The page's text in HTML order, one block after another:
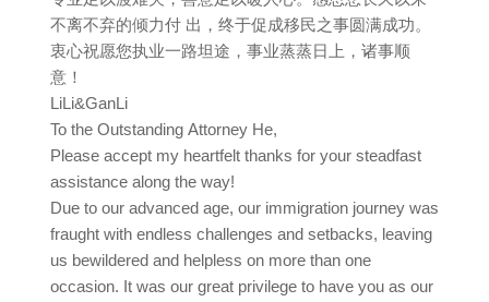
不离不弃的倾力付 出，终于促成移民之事圆满成功。
衷心祝愿您执业一路坦途，事业蒸蒸日上，诸事顺
意！
LiLi&GanLi
To the Outstanding Attorney He,
Please accept my heartfelt thanks for your steadfast
assistance along the way!
Due to our advanced age, our immigration journey was
fraught with endless challenges and setbacks, leaving
us bewildered and helpless on more than one
occasion. It was our great privilege to have you as our